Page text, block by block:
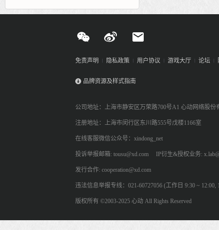
免责声明 隐私政策 用户协议 游戏大厅 论坛
品牌资源及样式指南
公司地址：上海市静安区万荣路700号A1 心动网络股份
注册地址：上海市闵行区东川路555号戊楼1166室
在线客服微信公众号：xindong_net
投诉举报邮箱: tousu@xd.com IP衍生&授权业务:
发行合作: cooperation@xd.com
违法信息举报专线：021-60727056 (工作日 9:30 ~ 12:00,
版权所有 ©2003-2025 心动 All Rights Reserved